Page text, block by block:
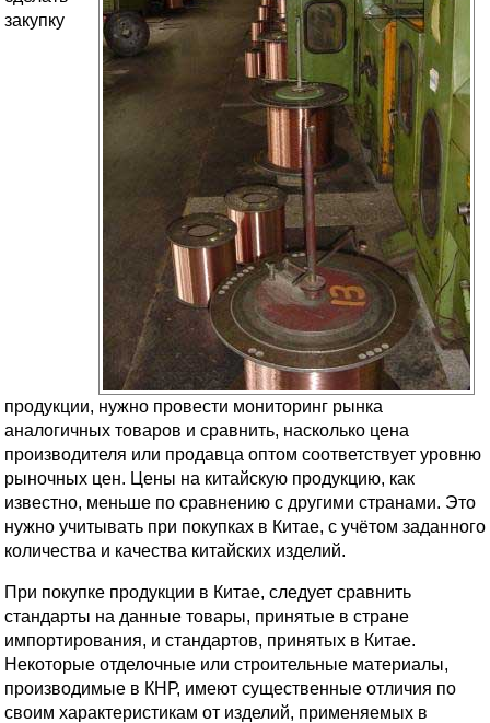
закупку
продукции, нужно провести мониторинг рынка
аналогичных товаров и сравнить, насколько цена
производителя или продавца оптом соответствует уровню
рыночных цен. Цены на китайскую продукцию, как
известно, меньше по сравнению с другими странами. Это
нужно учитывать при покупках в Китае, с учётом заданного
количества и качества китайских изделий.
При покупке продукции в Китае, следует сравнить
стандарты на данные товары, принятые в стране
импортирования, и стандартов, принятых в Китае.
Некоторые отделочные или строительные материалы,
производимые в КНР, имеют существенные отличия по
своим характеристикам от изделий, применяемых в